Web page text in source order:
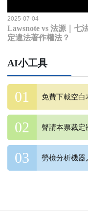
2025-07-04
Lawsnote vs 法源｜七
定違法著作權法？
AI小工具
免費下載空白
聲請本票裁定
勞檢分析機器